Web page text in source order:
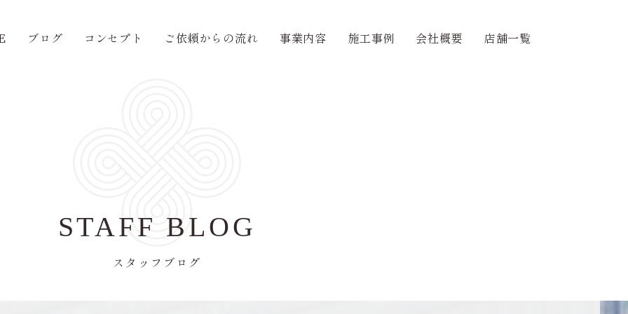
ブログ コンセプト ご依頼からの流れ 事業内容 施工事例 会社概要 店舗一覧
STAFF BLOG
スタッフブログ